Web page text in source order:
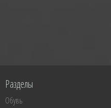
Разделы
Обувь